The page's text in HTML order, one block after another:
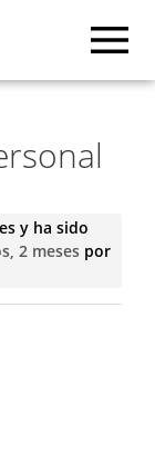
y ha sido
2 mesespor